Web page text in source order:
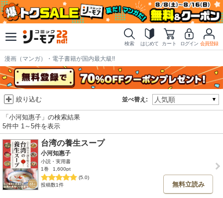
検索 はじめて カート ログイン 会員登録
漫画（マンガ）・電子書籍が国内最大級!!
並べ替え:
絞り込む
「小河知惠子」の検索結果
5件中 1～5件を表示
台湾の養生スープ
小河知惠子
小説・実用書
1巻
1,600pt
(5.0)
投稿数1件
無料立読み